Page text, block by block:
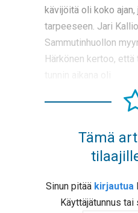
kävijöitä oli koko
tarpeeseen. Jari
Sammutinhuollon
Härkönen kertoo, että
Tämä
Sinun pitää kirjautua
Käyttäjätunnus